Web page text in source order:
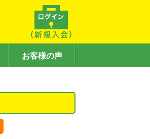
お客様の声